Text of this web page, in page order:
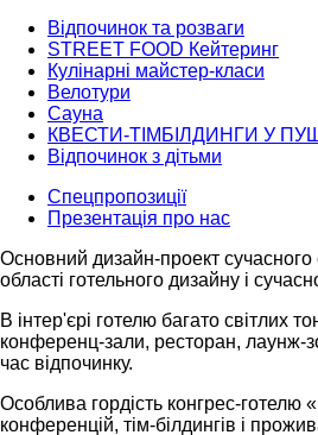
Відпочинок та розваги
STREET FOOD Кейтеринг
Кулінарні майстер-класи
Велотури
Сауна
КВЕСТИ-ТІМБІЛДИНГИ У
Відпочинок з дітьми
Спецпропозиції
Презентація про нас
Основний дизайн-проект сучасного
області готельного дизайну і
В інтер'єрі готелю багато світлих
конференц-зали, ресторан, лаунж-
час відпочинку.
Особлива гордість конгрес-
конференцій, тім-білдингів і